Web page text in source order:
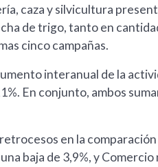
caza y silvicultura
de trigo, tanto en
cinco campañas.
interanual de la
En conjunto, ambos
en la
baja de 3,9%, y